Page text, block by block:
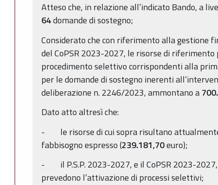
Atteso che, in relazione all’indicato Bando, a
64domande di sostegno;
Considerato che con riferimento alla gestione
del CoPSR 2023-2027, le risorse di
procedimento selettivo corrispondenti alla
per le domande di sostegno inerenti
deliberazione n. 2246/2023, ammontano a
Dato atto altresì che:
- le risorse di cui sopra risultano
fabbisogno espresso (239.181,70euro);
- il P.S.P. 2023-2027, e il CoPSR 2023-2027,
prevedono l’attivazione di processi selettivi;